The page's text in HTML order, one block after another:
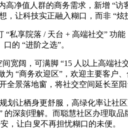
净值人群的商务需求，新增 “
，让科技实正融入糊口，而非 “炫
享院落 / 天台 + 高端社交” 功
口的 “进阶之选”。
阔，可满脚 “15 人以上高端
“商务欢迎区”，欢迎主要客户
景落地窗，将社交空间延长至阳
栖身更舒服，高绿化率让社
深刻理解。而聪慧社区办理取
，让白叟不再担忧糊口的未便。